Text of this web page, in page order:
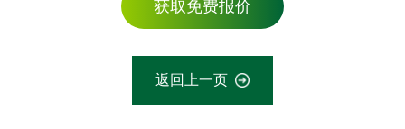
获取免费报价
返回上一页